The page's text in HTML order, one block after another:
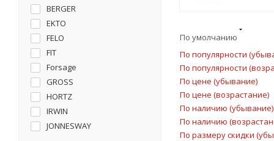
По умолчанию
По популярности
По популярности
По цене (убывание)
По цене (возрастание)
По наличию (убывание)
По наличию
По размеру скидки
BERGER
EKTO
FELO
FIT
Forsage
GROSS
HORTZ
IRWIN
JONNESWAY